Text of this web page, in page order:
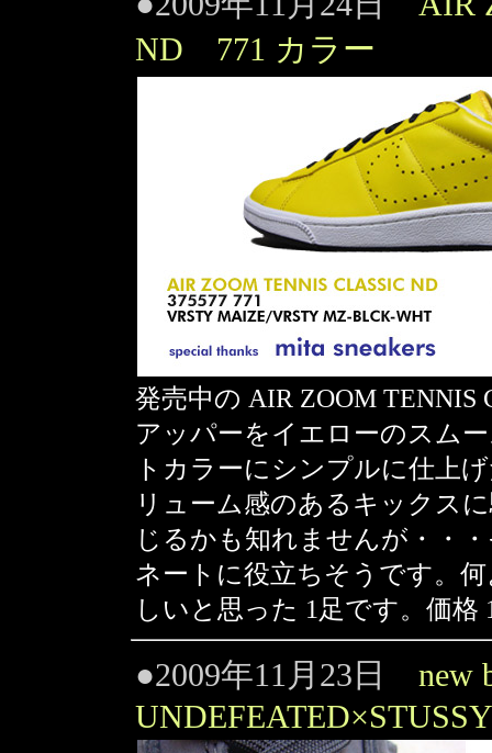
ND 771 カラー
発売中の AIR ZOOM
アッパーをイエローのスム
トカラーにシンプルに仕上
リューム感のあるキックス
じるかも知れませんが・・
ネートに役立ちそうです。
しいと思った 1足です。価格
●2009年11月23日
new